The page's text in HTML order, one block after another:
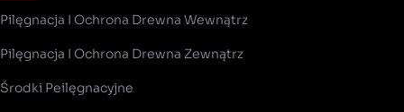
Pilęgnacja I Ochrona Drewna Wewnątrz
Pilęgnacja I Ochrona Drewna Zewnątrz
Środki Peilęgnacyjne